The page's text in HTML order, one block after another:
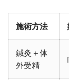
施術方法
鍼灸＋体
外受精